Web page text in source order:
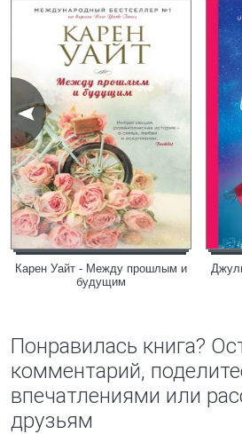
Карен Уайт - Между прошлым и
будущим
Понравилась книга?
комментарий,
впечатлениями или
друзьям